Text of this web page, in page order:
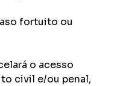
fortuito ou
o acesso
civil e/ou penal,